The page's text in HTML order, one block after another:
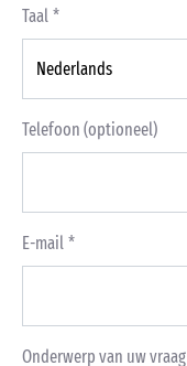
Taal
Telefoon (optioneel)
E-mail
Onderwerp van uw vraag